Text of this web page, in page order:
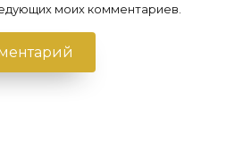
моих комментариев.